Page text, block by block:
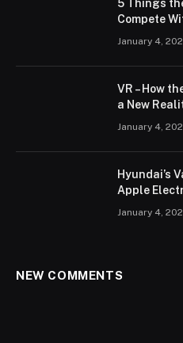
5 Things
Compete
January 4,
VR – How
a New
January 4,
Hyundai’s
Apple
January 4,
NEW COMMENTS